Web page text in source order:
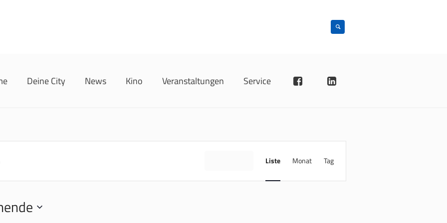
Deine City News Kino Veranstaltungen Service
ANSICHTEN-
Liste Monat Tag